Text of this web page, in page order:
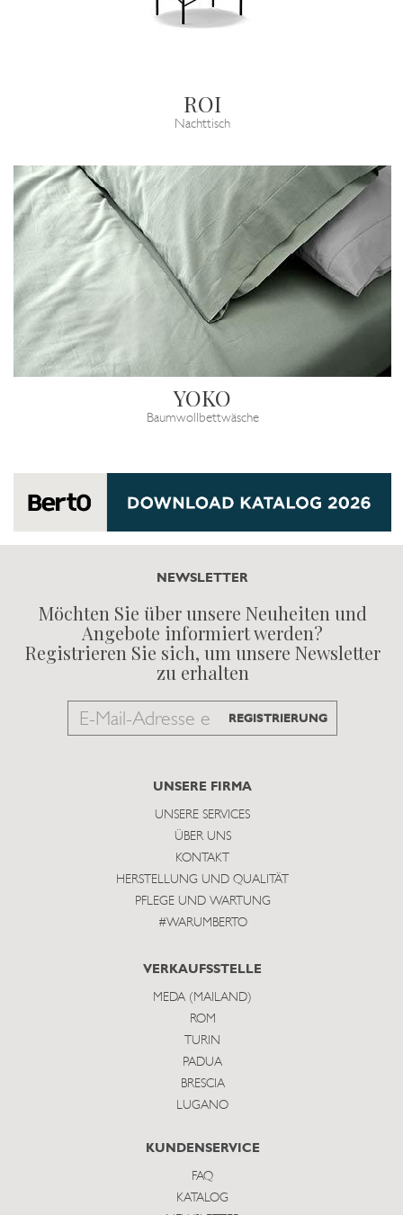
ROI
Nachttisch
YOKO
Baumwollbettwäsche
NEWSLETTER
Möchten Sie über unsere Neuheiten und
Angebote informiert werden?
Registrieren Sie sich, um unsere Newsletter
zu erhalten
Email
subscribe
REGISTRIERUNG
UNSERE FIRMA
UNSERE SERVICES
ÜBER UNS
KONTAKT
HERSTELLUNG UND QUALITÄT
PFLEGE UND WARTUNG
#WARUMBERTO
VERKAUFSSTELLE
MEDA (MAILAND)
ROM
TURIN
PADUA
BRESCIA
LUGANO
KUNDENSERVICE
FAQ
KATALOG